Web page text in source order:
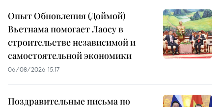
Опыт Обновления (Доймой)
Вьетнама помогает Лаосу в
строительстве независимой и
самостоятельной экономики
06/08/2026 15:17
Поздравительные письма по